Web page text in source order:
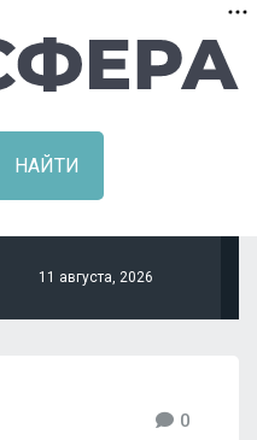
11 августа, 2026
0